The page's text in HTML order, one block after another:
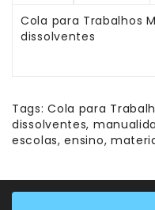
-
T-
–
Panamás
–
Aventais
Cola para Trabalhos
dissolventes
Tags:Cola para
dissolventes,
escolas,ensino,